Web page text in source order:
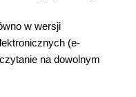
i problemy z
w wersji
(e-
na dowolnym